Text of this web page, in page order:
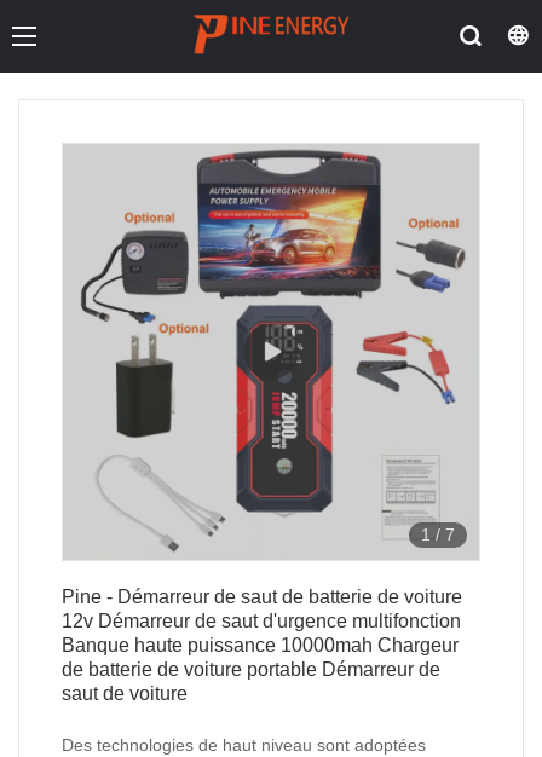
1 / 7
Pine - Démarreur de saut de batterie de voiture
12v Démarreur de saut d'urgence multifonction
Banque haute puissance 10000mah Chargeur
de batterie de voiture portable Démarreur de
saut de voiture
Des technologies de haut niveau sont adoptées